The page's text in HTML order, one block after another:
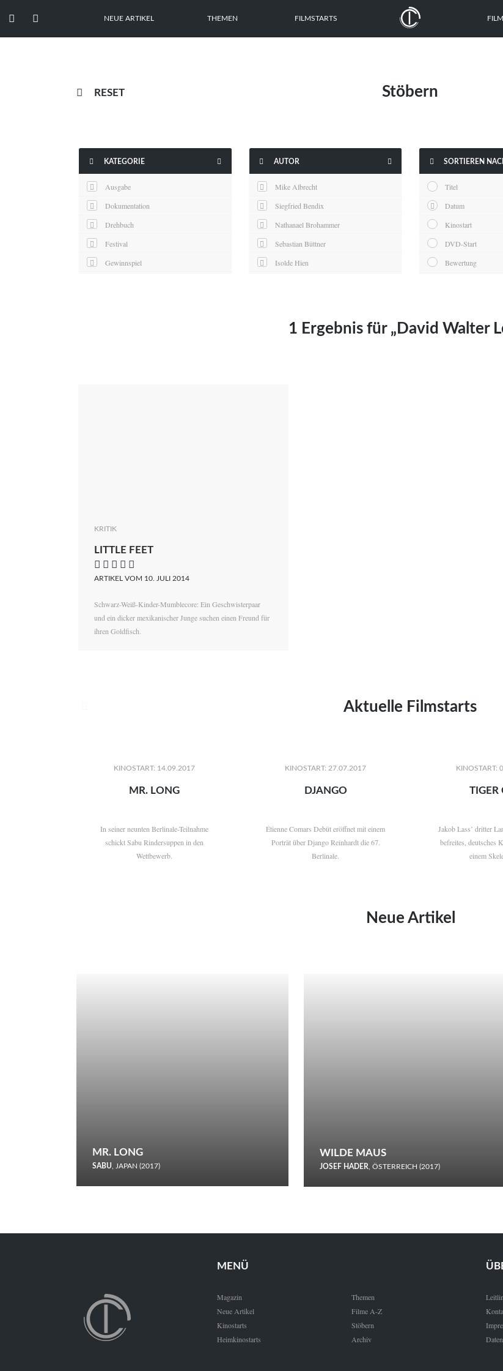
  NEUE ARTIKEL THEMEN FILMSTARTS
 RESET Stöbern
 KATEGORIE 
Ausgabe
Dokumentation
Drehbuch
Festival
Gewinnspiel
 AUTOR 
Mike Albrecht
Siegfried Bendix
Nathanael Brohammer
Sebastian Büttner
Isolde Hien
Maximilian Kosing
 SORTIEREN
Titel
Datum
Kinostart
DVD-Start
Bewertung
1 Ergebnis für „David Walter
KRITIK
LITTLE FEET
    
ARTIKEL VOM 10. JULI 2014
Schwarz-Weiß-Kinder-Mumblecore: Ein Geschwisterpaar
und ein dicker mexikanischer Junge suchen einen Freund für
ihren Goldfisch.
Aktuelle Filmstarts
KINOSTART: 14.09.2017
MR. LONG
In seiner neunten Berlinale-Teilnahme
schickt Sabu Rindersuppen in den
Wettbewerb.
KINOSTART: 27.07.2017
DJANGO
Étienne Comars Debüt eröffnet mit einem
Porträt über Django Reinhardt die 67.
Berlinale.
KINOSTART:
TIGER
Jakob Lass’ dritter
befreites, deutsches
einem
Neue Artikel
MR. LONG
SABU, JAPAN (2017)
den Wettbewerb.
WILDE MAUS
JOSEF HADER, ÖSTERREICH (2017)
Schnee.
MENÜ
Magazin
Neue Artikel
Kinostarts
Heimkinostarts
Themen
Filme A-Z
Stöbern
Archiv